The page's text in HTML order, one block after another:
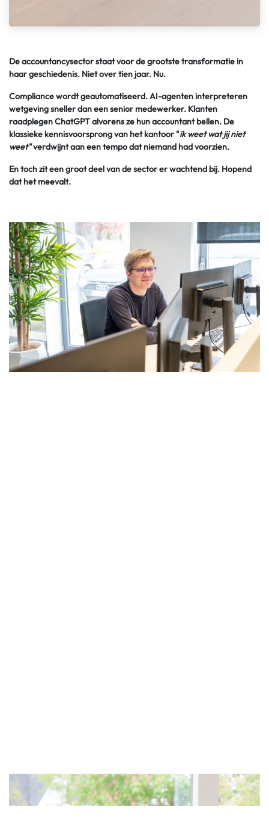
De accountancysector staat voor de grootste transformatie in
haar geschiedenis. Niet over tien jaar. Nu.
Compliance wordt geautomatiseerd. AI-agenten interpreteren
wetgeving sneller dan een senior medewerker. Klanten
raadplegen ChatGPT alvorens ze hun accountant bellen. De
klassieke kennisvoorsprong van het kantoor "ik weet wat jij niet
weet"verdwijnt aan een tempo dat niemand had voorzien.
En toch zit een groot deel van de sector er wachtend bij. Hopend
dat het meevalt.